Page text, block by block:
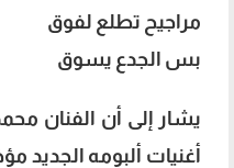
مراجيح تطلع لفوق
بس الجدع يسوق
يشار إلى أن الفنان
أغنيات ألبومه الجديد